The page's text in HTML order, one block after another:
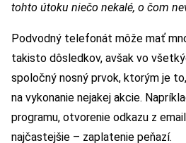
tohto útoku niečo nekalé, o čom
Podvodný telefonát môže mať
takisto dôsledkov, avšak vo
spoločný nosný prvok, ktorým je
na vykonanie nejakej akcie.
programu, otvorenie odkazu z
najčastejšie – zaplatenie peňazí.